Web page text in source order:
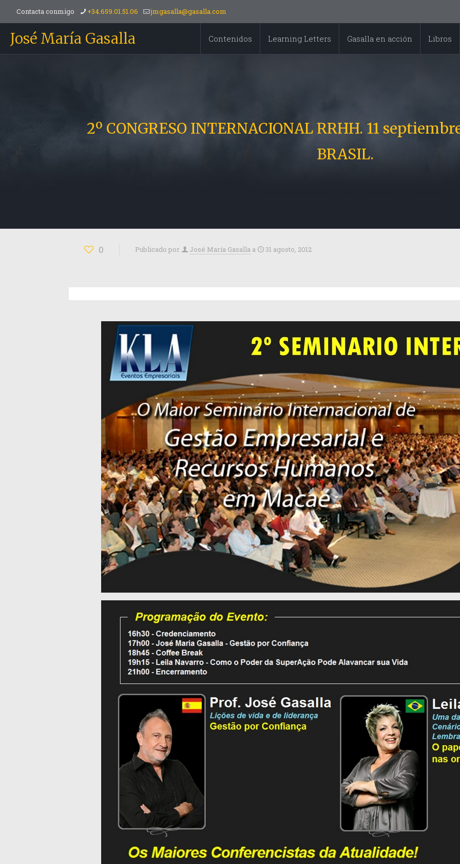
Contacta conmigo +34.659.01.51.06 jmgasalla@gasalla.com
José María Gasalla Contenidos Learning Letters Gasalla en acción Libros
2º CONGRESO INTERNACIONAL RRHH. 11
BRASIL.
0 Publicado por José María Gasalla a 31 agosto, 2012